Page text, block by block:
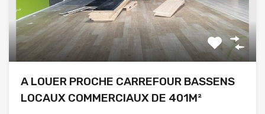
A LOUER PROCHE CARREFOUR BASSENS
LOCAUX COMMERCIAUX DE 401M²